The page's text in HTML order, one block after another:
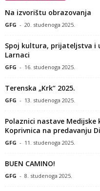
Na izvorištu obrazovanja
GFG - 20. studenoga 2025.
Spoj kultura, prijateljstva i
Larnaci
GFG - 16. studenoga 2025.
Terenska „Krk“ 2025.
GFG - 13. studenoga 2025.
Polaznici nastave Medijske
Koprivnica na predavanju
GFG - 11. studenoga 2025.
BUEN CAMINO!
GFG - 8. studenoga 2025.